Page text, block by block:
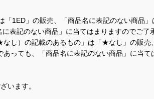
1ED」の販売、「商品名に表記のない商品
表記のない商品」に当てはまりますのでご了
し）の記載のあるもの」は「★なし」の販
ても、「商品名に表記のない商品」に当て
います。